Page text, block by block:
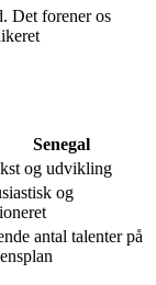
Det forener os
Senegal
og udvikling
og
antal talenter på